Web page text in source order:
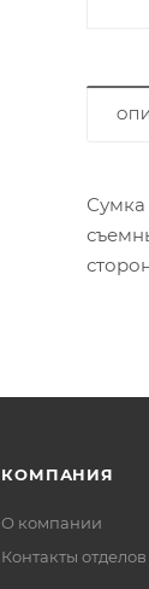
Сумка
КОМПАНИЯ
О компании
Контакты отделов